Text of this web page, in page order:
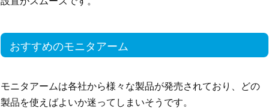
おすすめのモニタアーム
モニタアームは各社から様々な製品が発売されており、どの
製品を使えばよいか迷ってしまいそうです。